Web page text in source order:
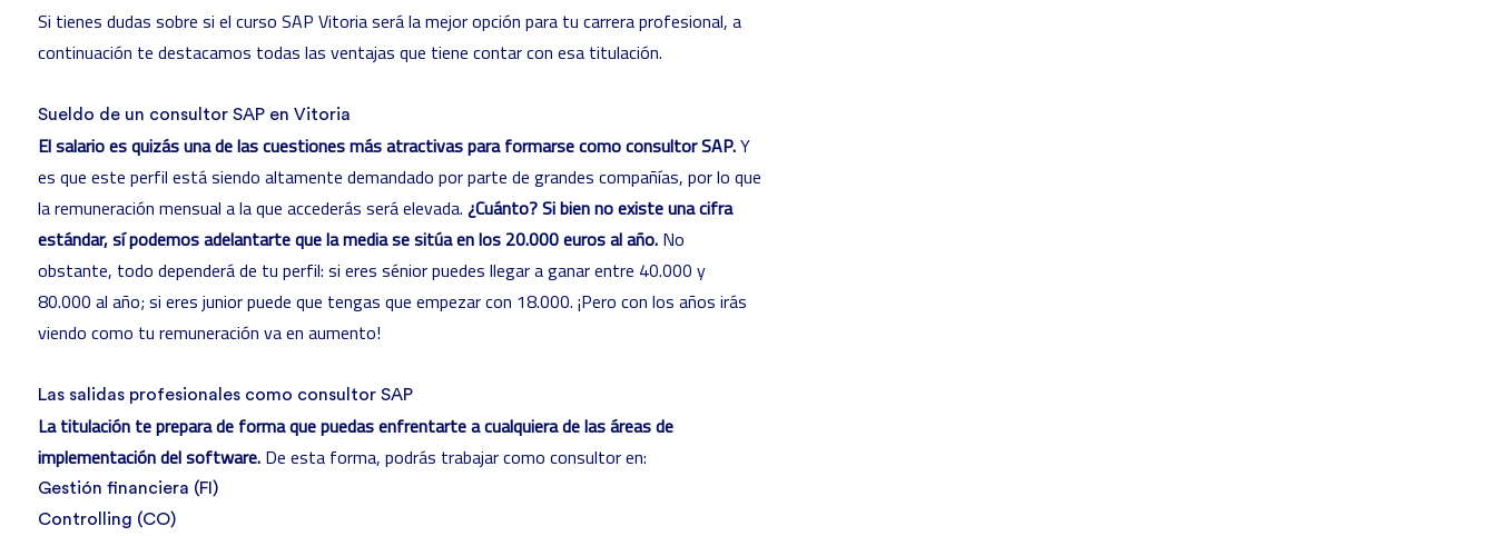
Si tienes dudas sobre si el curso SAP Vitoriaserá la mejor opción para tu carrera profesional, a
continuación te destacamos todas las ventajas que tiene contar con esa titulación.
Sueldo de un consultor SAP en Vitoria
El salario es quizás una de las cuestiones más atractivas para formarse como consultor SAP.Y
es que este perfil está siendo altamente demandado por parte de grandes compañías, por lo que
la remuneración mensual a la que accederás será elevada. ¿Cuánto? Si bien no existe una cifra
estándar, sí podemos adelantarte que la media se sitúa en los 20.000 euros al año. No
obstante, todo dependerá de tu perfil: si eres sénior puedes llegar a ganar entre 40.000 y
80.000 al año; si eres junior puede que tengas que empezar con 18.000. ¡Pero con los años irás
viendo como tu remuneración va en aumento!
Las salidas profesionales como consultor SAP
La titulación te prepara de forma que puedas enfrentarte a cualquiera de las áreas de
implementación del software. De esta forma, podrás trabajar como consultor en:
Gestión financiera (FI)
Controlling (CO)